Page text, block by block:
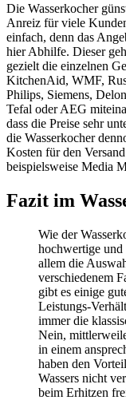
Die Wasserkocher
Anreiz für viele
einfach, denn das
hier Abhilfe. Dieser
gezielt die einzelnen
KitchenAid, WMF,
Philips, Siemens,
Tefal oder AEG
dass die Preise sehr
die Wasserkocher
Kosten für den
beispielsweise Media
Fazit im
Wie der
hochwertige
allem die
verschiedenem
gibt es einige
Leistungs-
immer die
Nein,
in einem
haben den
Wassers nicht
beim Erhitzen